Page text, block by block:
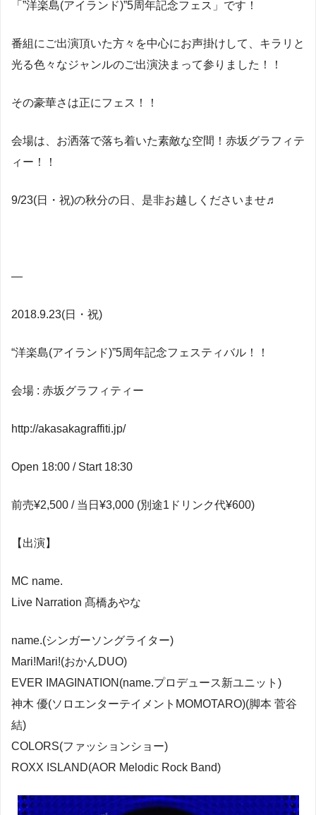
「”洋楽島(アイランド)”5周年記念フェス」です！
番組にご出演頂いた方々を中心にお声掛けして、キラリと
光る色々なジャンルのご出演決まって参りました！！
その豪華さは正にフェス！！
会場は、お洒落で落ち着いた素敵な空間！赤坂グラフィテ
ィー！！
9/23(日・祝)の秋分の日、是非お越しくださいませ♬
—
2018.9.23(日・祝)
“洋楽島(アイランド)”5周年記念フェスティバル！！
会場 : 赤坂グラフィティー
http://akasakagraffiti.jp/
Open 18:00 / Start 18:30
前売¥2,500 / 当日¥3,000 (別途1ドリンク代¥600)
【出演】
MC name.
Live Narration 髙橋あやな
name.(シンガーソングライター)
Mari!Mari!(おかんDUO)
EVER IMAGINATION(name.プロデュース新ユニット)
神木 優(ソロエンターテイメントMOMOTARO)(脚本 菅谷
結)
COLORS(ファッションショー)
ROXX ISLAND(AOR Melodic Rock Band)